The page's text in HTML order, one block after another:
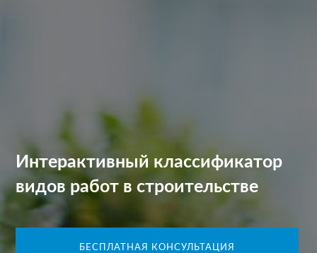
Интерактивный классификатор
видов работ в строительстве
БЕСПЛАТНАЯ КОНСУЛЬТАЦИЯ